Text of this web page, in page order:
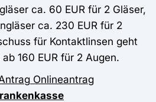
ca. 60 EUR für 2 Gläser,
ca. 230 EUR für 2
für Kontaktlinsen geht
160 EUR für 2 Augen.
Onlineantrag